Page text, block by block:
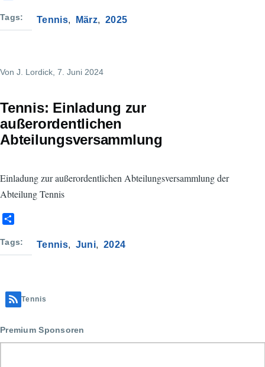
a
Tags Tennis März 2025
Von J. Lordick , 7. Juni 2024
Tennis: Einladung zur
außerordentlichen
Abteilungsversammlung
Einladung zur außerordentlichen Abteilungsversammlung der
Abteilung Tennis
a
Tags Tennis Juni 2024
Tennis
Premium Sponsoren